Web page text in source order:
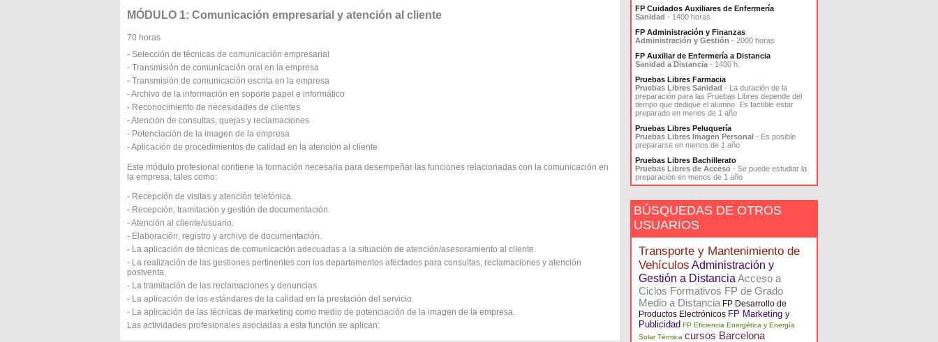
MÓDULO 1: Comunicación empresarial y atención al cliente
70 horas
- Selección de técnicas de comunicación empresarial
- Transmisión de comunicación oral en la empresa
- Transmisión de comunicación escrita en la empresa
- Archivo de la información en soporte papel e informático
- Reconocimiento de necesidades de clientes
- Atención de consultas, quejas y reclamaciones
- Potenciación de la imagen de la empresa
- Aplicación de procedimientos de calidad en la atención al cliente
Este módulo profesional contiene la formación necesaria para desempeñar las funciones relacionadas con la comunicación en
la empresa, tales como:
- Recepción de visitas y atención telefónica.
- Recepción, tramitación y gestión de documentación.
- Atención al cliente/usuario.
- Elaboración, registro y archivo de documentación.
- La aplicación de técnicas de comunicación adecuadas a la situación de atención/asesoramiento al cliente.
- La realización de las gestiones pertinentes con los departamentos afectados para consultas, reclamaciones y atención
postventa.
- La tramitación de las reclamaciones y denuncias.
- La aplicación de los estándares de la calidad en la prestación del servicio.
- La aplicación de las técnicas de marketing como medio de potenciación de la imagen de la empresa.
Las actividades profesionales asociadas a esta función se aplican:
FP Cuidados Auxiliares de Enfermería
Sanidad - 1400 horas
FP Administración y Finanzas
Administración y Gestión - 2000 horas
FP Auxiliar de Enfermería a Distancia
Sanidad a Distancia - 1400 h.
Pruebas Libres Farmacia
Pruebas Libres Sanidad - La duración de la
preparación para las Pruebas Libres depende del
tiempo que dedique el alumno. Es factible estar
preparado en menos de 1 año
Pruebas Libres Peluquería
Pruebas Libres Imagen Personal - Es posible
prepararse en menos de 1 año
Pruebas Libres Bachillerato
Pruebas Libres de Acceso - Se puede estudiar la
preparación en menos de 1 año
BÚSQUEDAS DE OTROS
USUARIOS
Transporte y Mantenimiento de
Vehículos Administración y
Gestión a Distancia Acceso a
Ciclos Formativos FP de Grado
Medio a Distancia FP Desarrollo de
Productos Electrónicos FP Marketing y
Publicidad FP Eficiencia Energética y Energía
Solar Térmica cursos Barcelona